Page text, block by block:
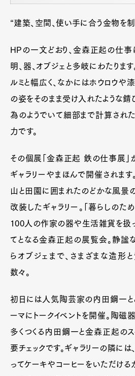
“建築、空間、使い手に合う金物を制
HPの一文どおり、金森正起の仕事
明、器、オブジェと多岐にわたります
ルミと幅広く、なかにはホウロウや
の姿をそのまま受け入れたような
為のようでいて細部まで計算され
力です。
その個展「金森正起 鉄の仕事展」
ギャラリーやまほんで開催されます
山と田園に囲まれたのどかな風景
改装したギャラリー。「暮らしのた
100人の作家の器や生活雑貨を扱っ
てとなる金森正起の展覧会。静謐
らオブジェまで、さまざまな造形
数々。
初日には人気陶芸家の内田鋼一と
ーマにトークイベントを開催。陶磁
多くつくる内田鋼一と金森正起の
要チェックです。ギャラリーの隣には
ってケーキやコーヒーをいただける